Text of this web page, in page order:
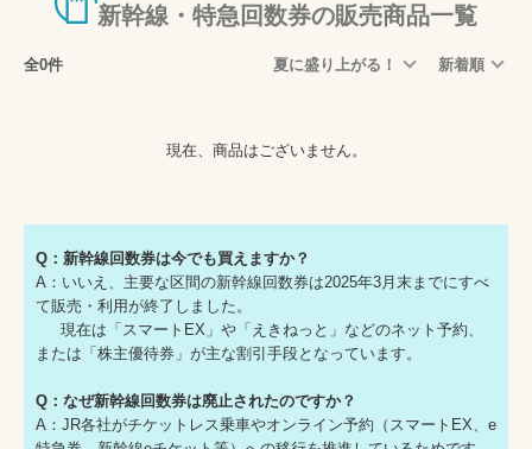
新幹線・特急回数券の販売商品一覧
全0件 夏に盛り上がる！ 新着順
現在、商品はございません。
Q：新幹線回数券は今でも買えますか？
A：いいえ、主要な区間の新幹線回数券は2025年3月末までにすべ
て販売・利用が終了しました。
現在は「スマートEX」や「えきねっと」などのネット予約、
または「株主優待券」が主な割引手段となっています。
Q：なぜ新幹線回数券は廃止されたのですか？
A：JR各社がチケットレス乗車やオンライン予約（スマートEX、e